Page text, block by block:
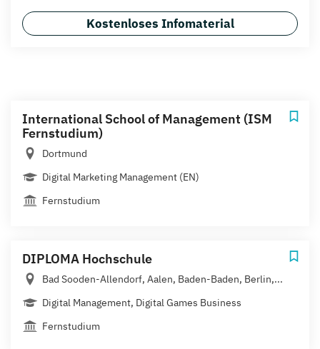
Kostenloses Infomaterial
International School of Management (ISM
Fernstudium)
Dortmund
Digital Marketing Management (EN)
Fernstudium
DIPLOMA Hochschule
Bad Sooden-Allendorf, Aalen, Baden-Baden, Berlin,...
Digital Management, Digital Games Business
Fernstudium